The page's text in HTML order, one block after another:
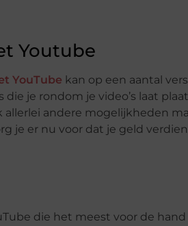
Youtube
YouTube kan op een aantal
je rondom je video’s laat
allerlei andere mogelijkheden
je er nu voor dat je geld
die het meest voor de